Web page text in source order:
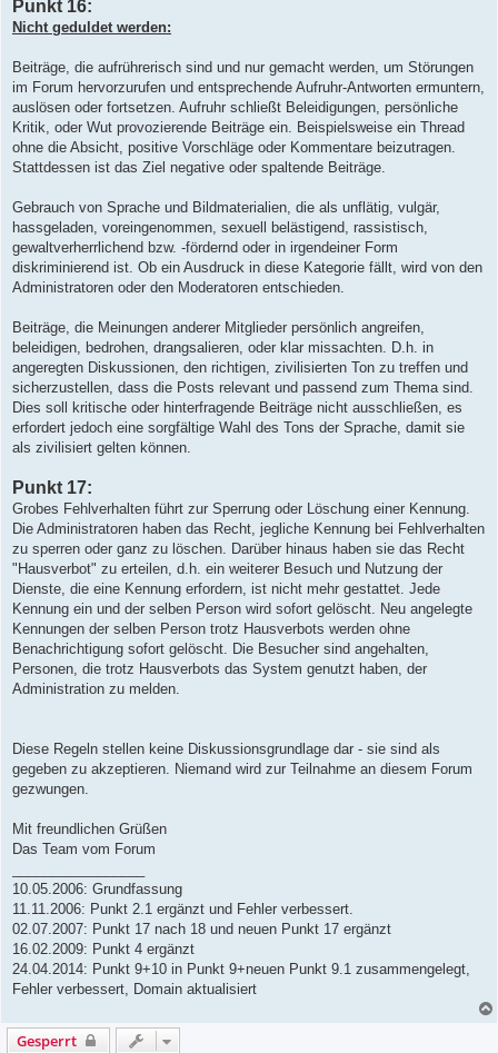
Punkt 16:
Nicht geduldet werden:
Beiträge, die aufrührerisch sind und nur gemacht werden, um Störungen
im Forum hervorzurufen und entsprechende Aufruhr-Antworten ermuntern,
auslösen oder fortsetzen. Aufruhr schließt Beleidigungen, persönliche
Kritik, oder Wut provozierende Beiträge ein. Beispielsweise ein Thread
ohne die Absicht, positive Vorschläge oder Kommentare beizutragen.
Stattdessen ist das Ziel negative oder spaltende Beiträge.
Gebrauch von Sprache und Bildmaterialien, die als unflätig, vulgär,
hassgeladen, voreingenommen, sexuell belästigend, rassistisch,
gewaltverherrlichend bzw. -fördernd oder in irgendeiner Form
diskriminierend ist. Ob ein Ausdruck in diese Kategorie fällt, wird von den
Administratoren oder den Moderatoren entschieden.
Beiträge, die Meinungen anderer Mitglieder persönlich angreifen,
beleidigen, bedrohen, drangsalieren, oder klar missachten. D.h. in
angeregten Diskussionen, den richtigen, zivilisierten Ton zu treffen und
sicherzustellen, dass die Posts relevant und passend zum Thema sind.
Dies soll kritische oder hinterfragende Beiträge nicht ausschließen, es
erfordert jedoch eine sorgfältige Wahl des Tons der Sprache, damit sie
als zivilisiert gelten können.
Punkt 17:
Grobes Fehlverhalten führt zur Sperrung oder Löschung einer Kennung.
Die Administratoren haben das Recht, jegliche Kennung bei Fehlverhalten
zu sperren oder ganz zu löschen. Darüber hinaus haben sie das Recht
"Hausverbot" zu erteilen, d.h. ein weiterer Besuch und Nutzung der
Dienste, die eine Kennung erfordern, ist nicht mehr gestattet. Jede
Kennung ein und der selben Person wird sofort gelöscht. Neu angelegte
Kennungen der selben Person trotz Hausverbots werden ohne
Benachrichtigung sofort gelöscht. Die Besucher sind angehalten,
Personen, die trotz Hausverbots das System genutzt haben, der
Administration zu melden.
Diese Regeln stellen keine Diskussionsgrundlage dar - sie sind als
gegeben zu akzeptieren. Niemand wird zur Teilnahme an diesem Forum
gezwungen.
Mit freundlichen Grüßen
Das Team vom Forum
10.05.2006: Grundfassung
11.11.2006: Punkt 2.1 ergänzt und Fehler verbessert.
02.07.2007: Punkt 17 nach 18 und neuen Punkt 17 ergänzt
16.02.2009: Punkt 4 ergänzt
24.04.2014: Punkt 9+10 in Punkt 9+neuen Punkt 9.1 zusammengelegt,
Fehler verbessert, Domain aktualisiert
Gesperrt